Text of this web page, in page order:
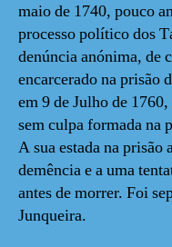
maio de 1740, pouco
processo político dos
denúncia anónima, de
encarcerado na prisão
em 9 de Julho de
sem culpa formada na
A sua estada na prisão
demência e a uma
antes de morrer. Foi
Junqueira.